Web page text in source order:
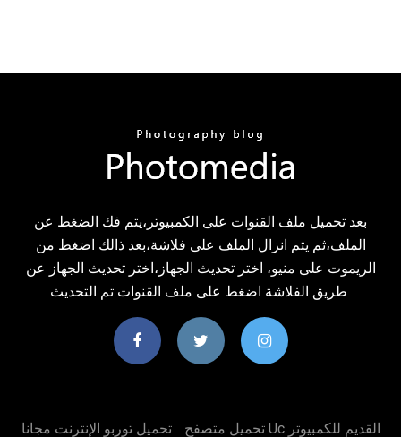
بعد تحميل ملف القنوات على الكمبيوتر،يتم فك الضغط عن
الملف،ثم يتم انزال الملف على فلاشة،بعد ذالك اضغط من
الريموت على منيو، اختر تحديث الجهاز،اختر تحديث الجهاز عن
تحميل توربو الإنترنت مجانا تحميل متصفح Uc القديم للكمبيوتر